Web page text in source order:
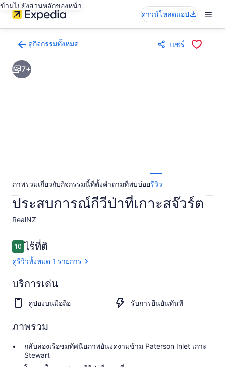
ข้ามไปยังส่วนหลักของหน้า
ดาวน์โหลดแอป
ดูกิจกรรมทั้งหมด
ไป
ยัง
หน้า
แชร์
7+
ภาพรวมเกี่ยวกับกิจกรรมนี้ที่ตั้งคำถามที่พบบ่อยรีวิว
ประสบการณ์กีวีป่าที่เกาะสจ๊วร์ต
RealNZ​
รีวิว
1010 จาก 10
ไร้ที่ติ
ดูรีวิวทั้งหมด 1 รายการ
10.0 จาก 10
ไร้
ติ
รีวิว
บริการเด่น
คูปองบนมือถือ รับการยืนยันทันที
ภาพรวม
กลับล่องเรือชมทัศนียภาพอันงดงามข้าม Paterson Inlet เกาะ
Stewart